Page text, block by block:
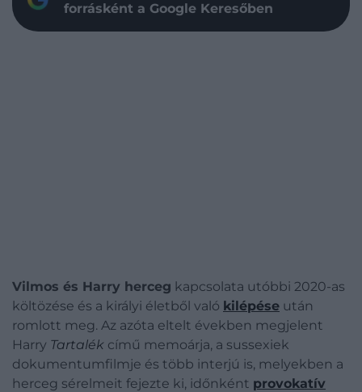
forrásként a Google Keresőben
Vilmos és Harry herceg kapcsolata utóbbi 2020-as
költözése és a királyi életből való kilépése után
romlott meg. Az azóta eltelt években megjelent
Harry Tartalék című memoárja, a sussexiek
dokumentumfilmje és több interjú is, melyekben a
herceg sérelmeit fejezte ki, időnként provokatív